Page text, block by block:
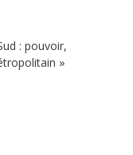
: pouvoir,
»